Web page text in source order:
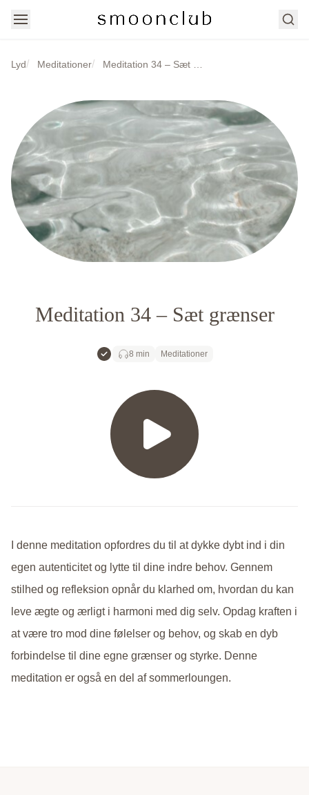
Søg
Lyd/ Meditationer/
Meditation 34 – Sæt grænser
Gratis 8 min Meditationer
I denne meditation opfordres du til at dykke dybt ind i din
egen autenticitet og lytte til dine indre behov. Gennem
stilhed og refleksion opnår du klarhed om, hvordan du kan
leve ægte og ærligt i harmoni med dig selv. Opdag kraften i
at være tro mod dine følelser og behov, og skab en dyb
forbindelse til dine egne grænser og styrke. Denne
meditation er også en del af sommerloungen.